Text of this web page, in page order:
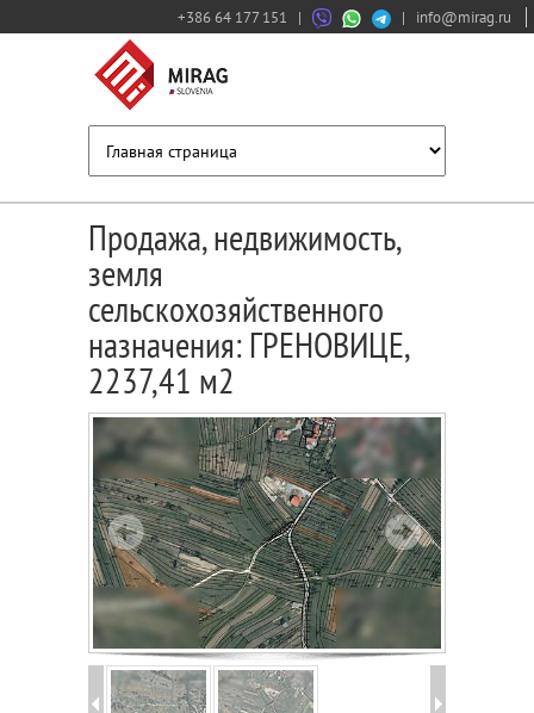
+386 64 177 151 | | info@mirag.ru
Продажа, недвижимость,
земля
сельскохозяйственного
назначения: ГРЕНОВИЦЕ,
2237,41 м2